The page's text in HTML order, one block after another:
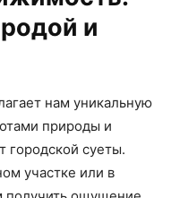
и
нам уникальную
природы и
городской суеты.
участке или в